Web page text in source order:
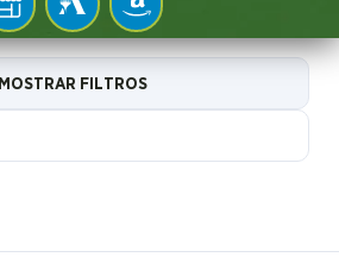
Tu
tienda
local
MTG
ARENA
AMAZON
MOSTRAR FILTROS